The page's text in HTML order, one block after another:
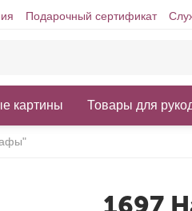
Подарочный сертификат
картины Товары для